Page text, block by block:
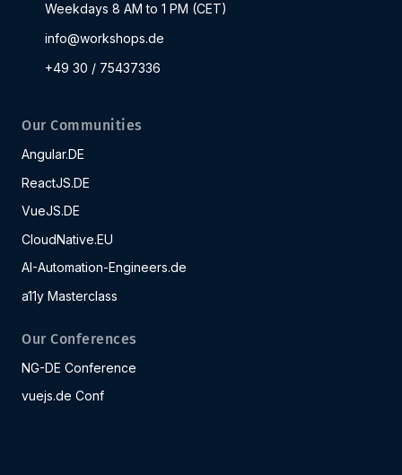
Weekdays 8 AM to 1 PM (CET)
info@workshops.de
+49 30 / 75437336
Our Communities
Angular.DE
ReactJS.DE
VueJS.DE
CloudNative.EU
AI-Automation-Engineers.de
a11y Masterclass
Our Conferences
NG-DE Conference
vuejs.de Conf